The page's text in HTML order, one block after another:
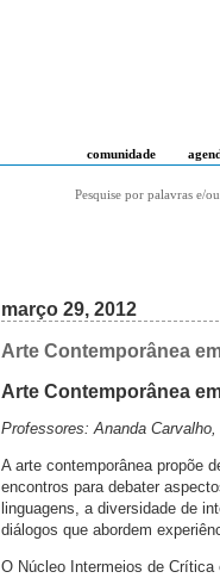
comunidade
Pesquise por palavras e/
março 29, 2012
Arte Contemporânea
Arte Contemporânea
Professores: Ananda
A arte contemporânea propõe
encontros para debater
linguagens, a diversidade de
diálogos que abordem
O Núcleo Intermeios de